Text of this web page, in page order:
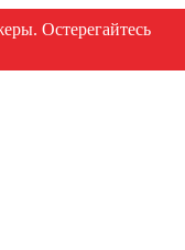
Остерегайтесь